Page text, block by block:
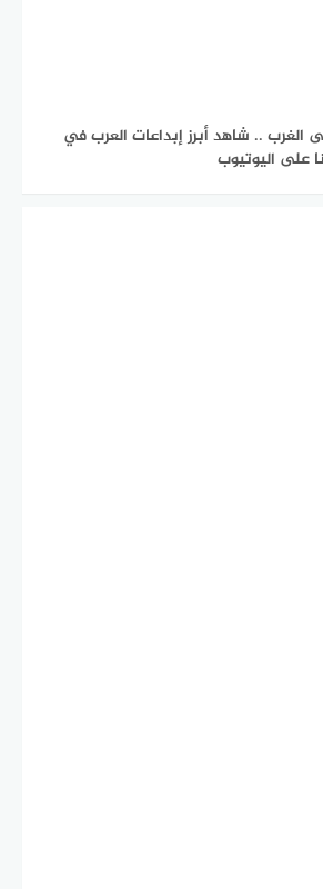
الغرب .. شاهد أبرز إبداعات العرب في
على اليوتيوب